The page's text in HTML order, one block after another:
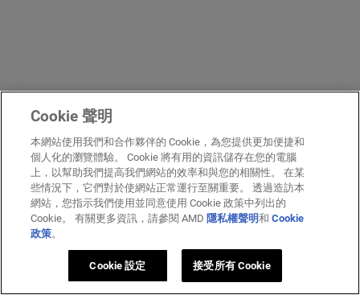
Cookie 聲明
本網站使用我們和合作夥伴的 Cookie，為您提供更加便捷和
個人化的瀏覽體驗。 Cookie 將有用的資訊儲存在您的電腦
上，以幫助我們提高我們網站的效率和與您的相關性。 在某
些情況下，它們對於使網站正常運行至關重要。 透過造訪本
網站，您指示我們使用並同意使用 Cookie 政策中列出的
Cookie。 有關更多資訊，請參閱 AMD 隱私權聲明和Cookie
政策。
Cookie 設定 接受所有 Cookie